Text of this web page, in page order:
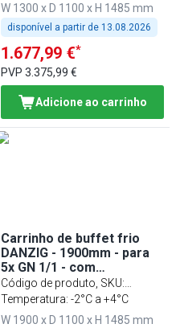
W 1300 x D 1100 x H 1485 mm
disponível a partir de 13.08.2026
1.677,99 €*
PVP3.375,99 €
Adicione ao carrinho
Carrinho de buffet frio
DANZIG - 1900mm - para
5x GN 1/1 - com
corre‑bandejas - Preto
Código de produto, SKU:
BWKI1900
Temperatura: -2°C a +4°C
W 1900 x D 1100 x H 1485 mm